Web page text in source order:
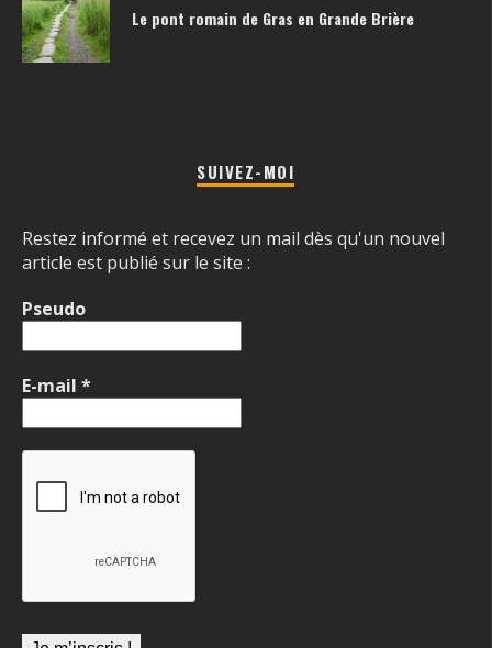
Le pont romain de Gras en Grande Brière
SUIVEZ-MOI
Restez informé et recevez un mail dès qu'un nouvel
article est publié sur le site :
Pseudo
E-mail *